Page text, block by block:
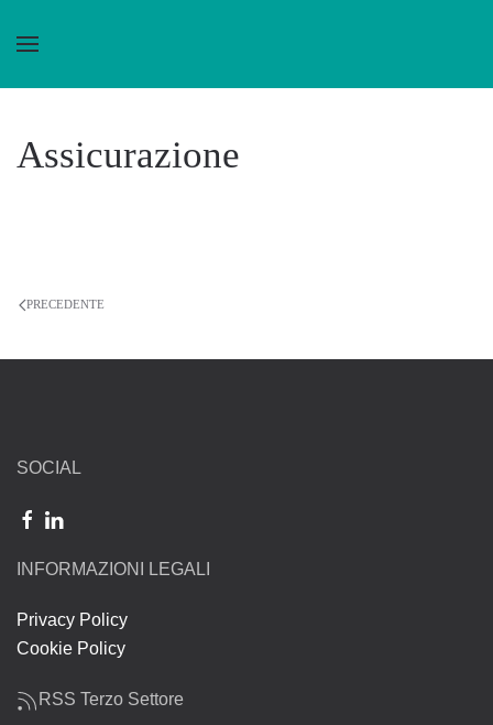
Assicurazione
PRECEDENTE
SOCIAL
INFORMAZIONI LEGALI
Privacy Policy
Cookie Policy
RSS Terzo Settore